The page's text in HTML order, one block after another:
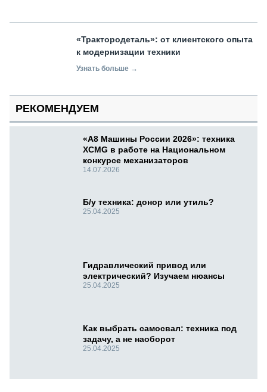
«Трактородеталь»: от клиентского опыта
к модернизации техники
Узнать больше →
РЕКОМЕНДУЕМ
«А8 Машины России 2026»: техника
XCMG в работе на Национальном
конкурсе механизаторов
14.07.2026
Б/у техника: донор или утиль?
25.04.2025
Гидравлический привод или
электрический? Изучаем нюансы
25.04.2025
Как выбрать самосвал: техника под
задачу, а не наоборот
25.04.2025